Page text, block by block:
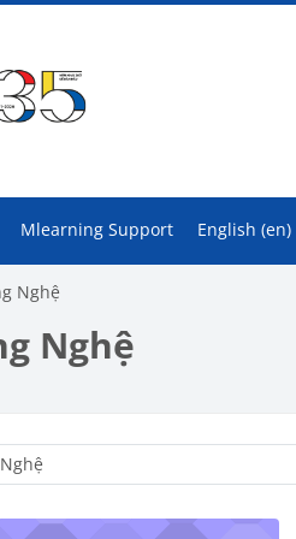
Mlearning Support English ‎(en)‎
Nghệ
Nghệ